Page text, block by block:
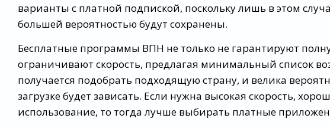
варианты с платной подпиской, поскольку лишь в этом
большей вероятностью будут сохранены.
Бесплатные программы ВПН не только не гарантируют
ограничивают скорость, предлагая минимальный список
получается подобрать подходящую страну, и велика
загрузке будет зависать. Если нужна высокая скорость,
использование, то тогда лучше выбирать платные